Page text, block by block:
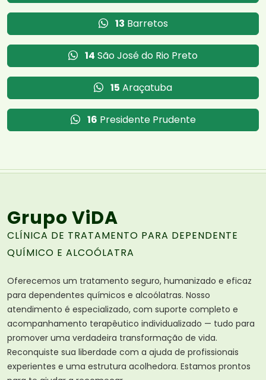
13 Barretos
14 São José do Rio Preto
15 Araçatuba
16 Presidente Prudente
Grupo ViDA
CLÍNICA DE TRATAMENTO PARA DEPENDENTE
QUÍMICO E ALCOÓLATRA
Oferecemos um tratamento seguro, humanizado e eficaz
para dependentes químicos e alcoólatras. Nosso
atendimento é especializado, com suporte completo e
acompanhamento terapêutico individualizado — tudo para
promover uma verdadeira transformação de vida.
Reconquiste sua liberdade com a ajuda de profissionais
experientes e uma estrutura acolhedora. Estamos prontos